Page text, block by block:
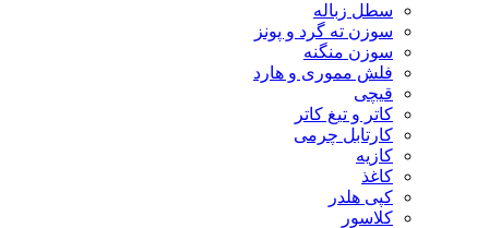
سطل زباله
سوزن ته گرد و پونز
سوزن منگنه
فلش مموری و هارد
قیچی
کاتر و تیغ کاتر
کارتابل چرمی
کازیه
کاغذ
کپی هلدر
کلاسور